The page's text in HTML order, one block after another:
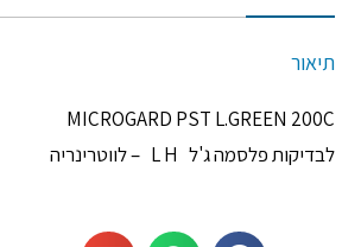
תיאור
MICROGARD PST L.GREEN 200C
לבדיקות פלסמה ג'ל L H – לווטרינריה